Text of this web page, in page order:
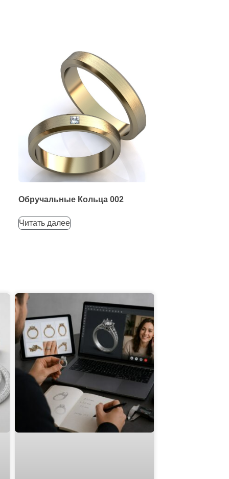
Обручальные Кольца 002
Читать далее